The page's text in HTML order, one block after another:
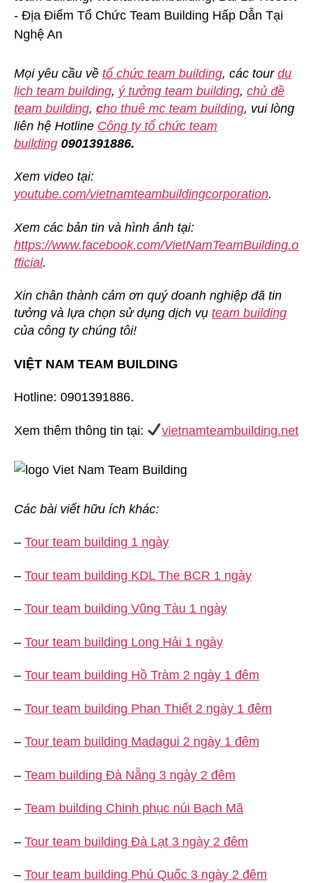
Mọi yêu cầu về tổ chức team building, các tour du
lịch team building, ý tưởng team building, chủ đề
team building, cho thuê mc team building, vui lòng
liên hệ Hotline Công ty tổ chức team
building 0901391886.
Xem video tại:
youtube.com/vietnamteambuildingcorporation.
Xem các bản tin và hình ảnh tại:
https://www.facebook.com/VietNamTeamBuilding.o
fficial.
Xin chân thành cảm ơn quý doanh nghiệp đã tin
tưởng và lựa chọn sử dụng dịch vụ team building
của công ty chúng tôi!
VIỆT NAM TEAM BUILDING
Hotline: 0901391886.
Xem thêm thông tin tại: vietnamteambuilding.net
Các bài viết hữu ích khác:
– Tour team building 1 ngày
– Tour team building KDL The BCR 1 ngày
– Tour team building Vũng Tàu 1 ngày
– Tour team building Long Hải 1 ngày
– Tour team building Hồ Tràm 2 ngày 1 đêm
– Tour team building Phan Thiết 2 ngày 1 đêm
– Tour team building Madagui 2 ngày 1 đêm
– Team building Đà Nẵng 3 ngày 2 đêm
– Team building Chinh phục núi Bạch Mã
– Tour team building Đà Lạt 3 ngày 2 đêm
– Tour team building Phú Quốc 3 ngày 2 đêm